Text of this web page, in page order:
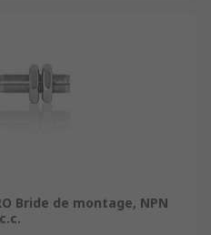
Bride de montage, NPN